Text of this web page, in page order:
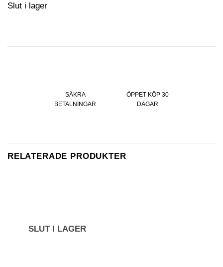
Slut i lager
SÄKRA
BETALNINGAR
ÖPPET KÖP 30
DAGAR
RELATERADE PRODUKTER
SLUT I LAGER